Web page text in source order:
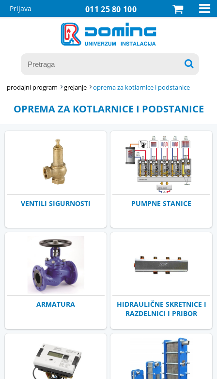
011 25 80 100
Prijava 

prodajni program grejanje oprema za kotlarnice i podstanice
OPREMA ZA KOTLARNICE I PODSTANICE
VENTILI SIGURNOSTI PUMPNE STANICE
ARMATURA
HIDRAULIČNE SKRETNICE I
RAZDELNICI I PRIBOR